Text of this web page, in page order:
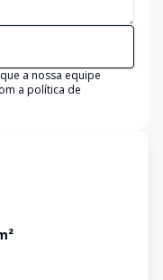
a nossa equipe
a política de